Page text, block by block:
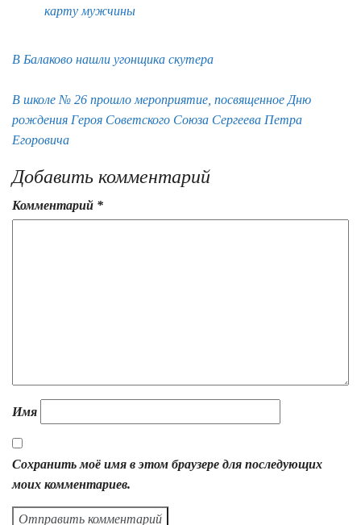
карту мужчины
В Балаково нашли угонщика скутера
В школе № 26 прошло мероприятие, посвященное Дню
рождения Героя Советского Союза Сергеева Петра
Егоровича
Добавить комментарий
Комментарий *
Имя
Сохранить моё имя в этом браузере для последующих
моих комментариев.